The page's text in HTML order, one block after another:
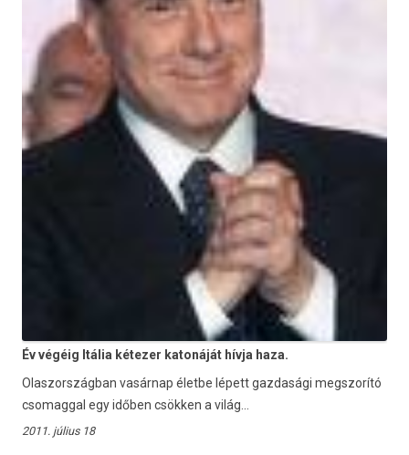
Év végéig Itália kétezer katonáját hívja haza.
Olaszországban vasárnap életbe lépett gazdasági megszorító
csomaggal egy időben csökken a világ...
2011. július 18